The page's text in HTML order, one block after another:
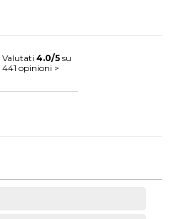
Valutati 4.0/5 su
441 opinioni >